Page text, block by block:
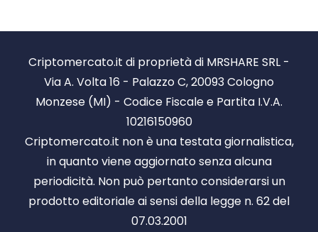
Criptomercato.it di proprietà di MRSHARE SRL -
Via A. Volta 16 - Palazzo C, 20093 Cologno
Monzese (MI) - Codice Fiscale e Partita I.V.A.
10216150960
Criptomercato.it non è una testata giornalistica,
in quanto viene aggiornato senza alcuna
periodicità. Non può pertanto considerarsi un
prodotto editoriale ai sensi della legge n. 62 del
07.03.2001